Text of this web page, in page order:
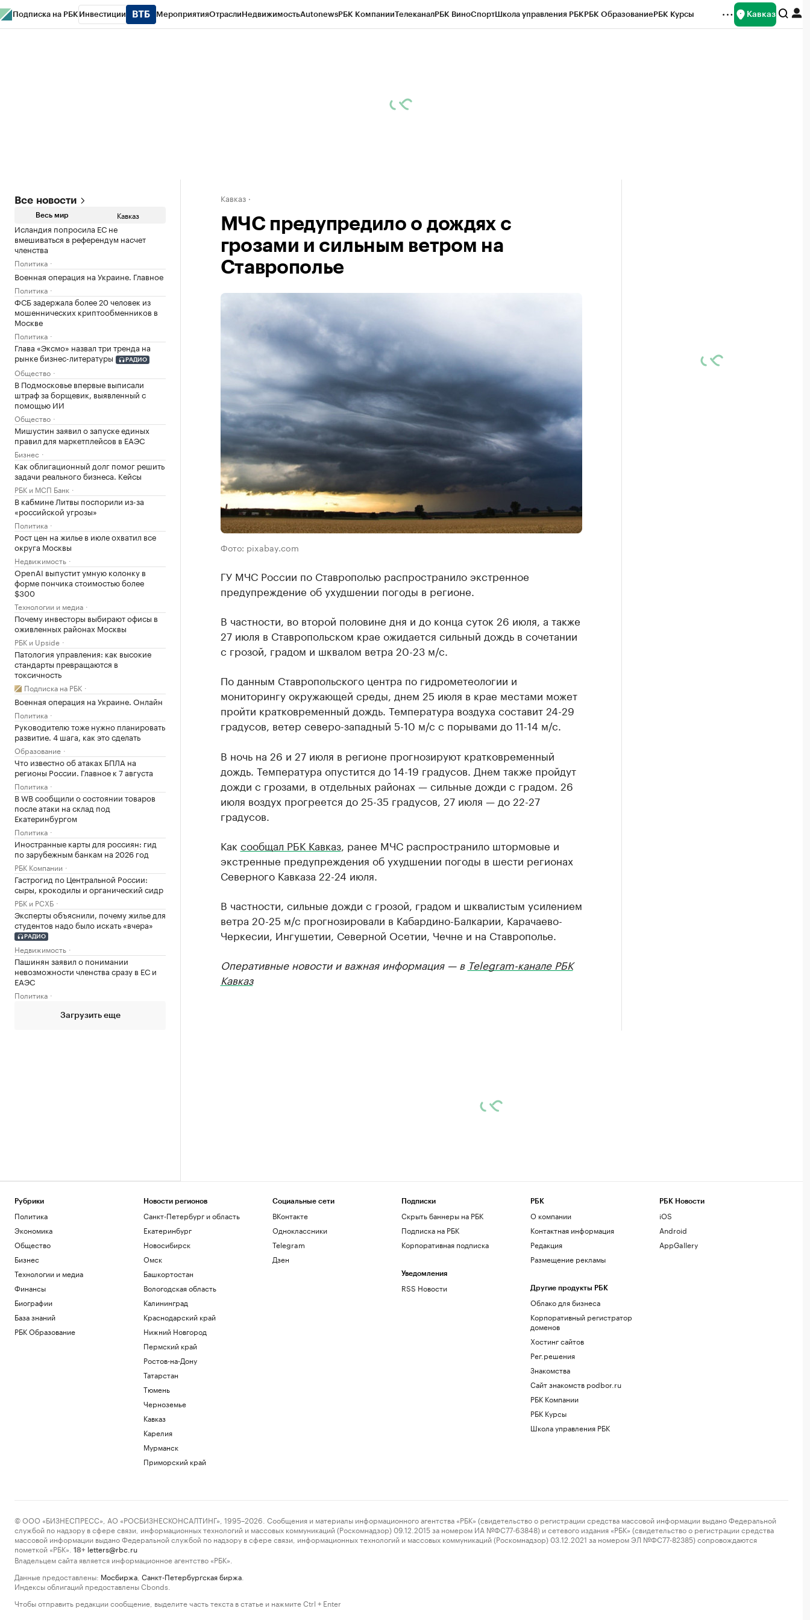
Подписка на РБК Инвестиции МероприятияОтраслиНедвижимостьAutonewsРБК КомпанииТелеканалРБК ВиноСпортШкола управления РБКРБК ОбразованиеРБК Курсы Кавказ
Все новости
Весь мир Кавказ
Исландия попросила ЕС не
вмешиваться в референдум насчет
членства
Политика
Военная операция на Украине. Главное
Политика
ФСБ задержала более 20 человек из
мошеннических криптообменников в
Москве
Политика
Глава «Эксмо» назвал три тренда на
рынке бизнес-литературы
РАДИО
Общество
В Подмосковье впервые выписали
штраф за борщевик, выявленный с
помощью ИИ
Общество
Мишустин заявил о запуске единых
правил для маркетплейсов в ЕАЭС
Бизнес
Как облигационный долг помог решить
задачи реального бизнеса. Кейсы
РБК и МСП Банк
В кабмине Литвы поспорили из-за
«российской угрозы»
Политика
Рост цен на жилье в июле охватил все
округа Москвы
Недвижимость
OpenAI выпустит умную колонку в
форме пончика стоимостью более
$300
Технологии и медиа
Почему инвесторы выбирают офисы в
оживленных районах Москвы
РБК и Upside
Патология управления: как высокие
стандарты превращаются в
токсичность
Подписка на РБК
Военная операция на Украине. Онлайн
Политика
Руководителю тоже нужно планировать
развитие. 4 шага, как это сделать
Образование
Что известно об атаках БПЛА на
регионы России. Главное к 7 августа
Политика
В WB сообщили о состоянии товаров
после атаки на склад под
Екатеринбургом
Политика
Иностранные карты для россиян: гид
по зарубежным банкам на 2026 год
РБК Компании
Гастрогид по Центральной России:
сыры, крокодилы и органический сидр
РБК и РСХБ
Эксперты объяснили, почему жилье для
студентов надо было искать «вчера»
РАДИО
Недвижимость
Пашинян заявил о понимании
невозможности членства сразу в ЕС и
ЕАЭС
Политика
Загрузить еще
Кавказ
МЧС предупредило о дождях с
грозами и сильным ветром на
Ставрополье
Фото: pixabay.com
ГУ МЧС России по Ставрополью распространило экстренное
предупреждение об ухудшении погоды в регионе.
В частности, во второй половине дня и до конца суток 26 июля, а также
27 июля в Ставропольском крае ожидается сильный дождь в сочетании
с грозой, градом и шквалом ветра 20-23 м/с.
По данным Ставропольского центра по гидрометеологии и
мониторингу окружающей среды, днем 25 июля в крае местами может
пройти кратковременный дождь. Температура воздуха составит 24-29
градусов, ветер северо-западный 5-10 м/с с порывами до 11-14 м/с.
В ночь на 26 и 27 июля в регионе прогнозируют кратковременный
дождь. Температура опустится до 14-19 градусов. Днем также пройдут
дожди с грозами, в отдельных районах — сильные дожди с градом. 26
июля воздух прогреется до 25-35 градусов, 27 июля — до 22-27
градусов.
Как сообщал РБК Кавказ, ранее МЧС распространило штормовые и
экстренные предупреждения об ухудшении погоды в шести регионах
Северного Кавказа 22-24 июля.
В частности, сильные дожди с грозой, градом и шквалистым усилением
ветра 20-25 м/с прогнозировали в Кабардино-Балкарии, Карачаево-
Черкесии, Ингушетии, Северной Осетии, Чечне и на Ставрополье.
Оперативные новости и важная информация — в Telegram-канале РБК
Кавказ
Рубрики
Политика
Экономика
Общество
Бизнес
Технологии и медиа
Финансы
Биографии
База знаний
РБК Образование
Новости регионов
Санкт-Петербург и область
Екатеринбург
Новосибирск
Омск
Башкортостан
Вологодская область
Калининград
Краснодарский край
Нижний Новгород
Пермский край
Ростов-на-Дону
Татарстан
Тюмень
Черноземье
Кавказ
Карелия
Мурманск
Приморский край
Социальные сети
ВКонтакте
Одноклассники
Telegram
Дзен
Подписки
Скрыть баннеры на РБК
Подписка на РБК
Корпоративная подписка
Уведомления
RSS Новости
РБК
О компании
Контактная информация
Редакция
Размещение рекламы
Другие продукты РБК
Облако для бизнеса
Корпоративный регистратор
доменов
Хостинг сайтов
Рег.решения
Знакомства
Сайт знакомств podbor.ru
РБК Компании
РБК Курсы
Школа управления РБК
РБК Новости
iOS
Android
AppGallery
© ООО «БИЗНЕСПРЕСС», АО «РОСБИЗНЕСКОНСАЛТИНГ», 1995–2026. Сообщения и материалы информационного агентства «РБК» (свидетельство о регистрации средства массовой информации выдано Федеральной
службой по надзору в сфере связи, информационных технологий и массовых коммуникаций (Роскомнадзор) 09.12.2015 за номером ИА №ФС77-63848) и сетевого издания «РБК» (свидетельство о регистрации средства
массовой информации выдано Федеральной службой по надзору в сфере связи, информационных технологий и массовых коммуникаций (Роскомнадзор) 03.12.2021 за номером ЭЛ №ФС77-82385) сопровождаются
пометкой «РБК».
18+ letters@rbc.ru
Владельцем сайта является информационное агентство «РБК».
Данные предоставлены: Мосбиржа Санкт-Петербургская биржа
Индексы облигаций предоставлены Cbonds.
Чтобы отправить редакции сообщение, выделите часть текста в статье и нажмите Ctrl + Enter